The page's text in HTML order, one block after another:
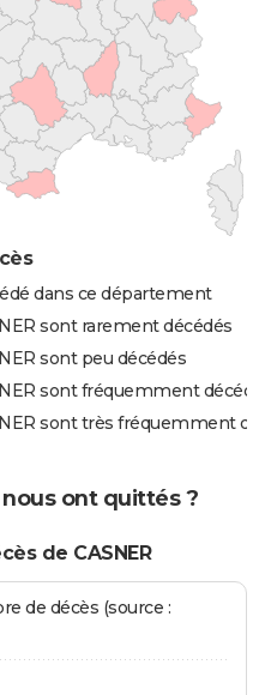
dans ce département
sont rarement décédés
sont peu décédés
sont fréquemment
sont très fréquemment
nous ont quittés ?
de CASNER
de décès (source :